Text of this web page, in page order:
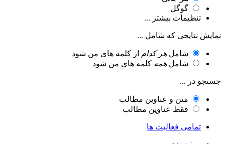
گوگل
تنظیمات بیشتر ...
نمایش نتایجی که شامل ...
شامل هر کدام از کلمه های من شود
شامل همه کلمه های من شود
جستجو در ...
متن و عناوین مطالب
فقط عناوین مطالب
تمامی فعالیت ها